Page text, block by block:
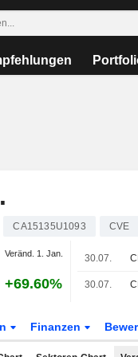
CA15135U1093 CVE
Veränd. 1. Jan.
+69.60%
30.07.
30.07.
Finanzen